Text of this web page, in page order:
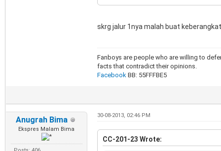
skrg jalur 1nya malah buat
Fanboys are people who are willing to
facts that contradict their opinions.
FacebookBB: 55FFFBE5
Anugrah Bima
Ekspres Malam Bima
30-08-2013, 02:46 PM
CC-201-23 Wrote: